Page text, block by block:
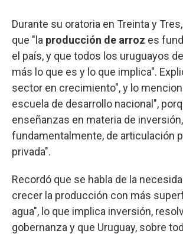
Durante su oratoria en Treinta y
que "la producción de arroz es
el país, y que todos los uruguayos
más lo que es y lo que implica".
sector en crecimiento", y lo
escuela de desarrollo nacional",
enseñanzas en materia de
fundamentalmente, de articulación
privada".
Recordó que se habla de la
crecer la producción con más
agua", lo que implica inversión,
gobernanza y que Uruguay, sobre